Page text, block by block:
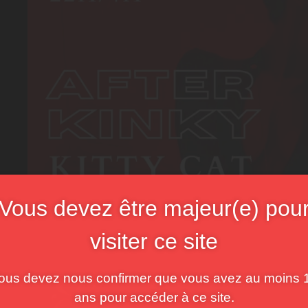
devez être majeur(e)
visiter ce site
devez nous confirmer que vous avez au moins
ans pour accéder à ce site.